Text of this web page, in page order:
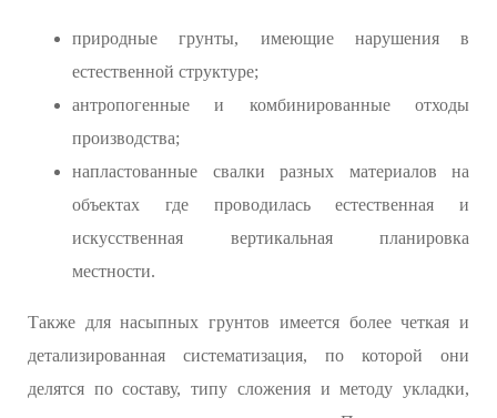
природные грунты, имеющие нарушения в
естественной структуре;
антропогенные и комбинированные отходы
производства;
напластованные свалки разных материалов на
объектах где проводилась естественная и
искусственная вертикальная планировка
местности.
Также для насыпных грунтов имеется более четкая и
детализированная систематизация, по которой они
делятся по составу, типу сложения и методу укладки,